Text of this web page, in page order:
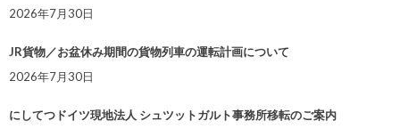
2026年7月30日
JR貨物／お盆休み期間の貨物列車の運転計画について
2026年7月30日
にしてつドイツ現地法人 シュツットガルト事務所移転のご案内